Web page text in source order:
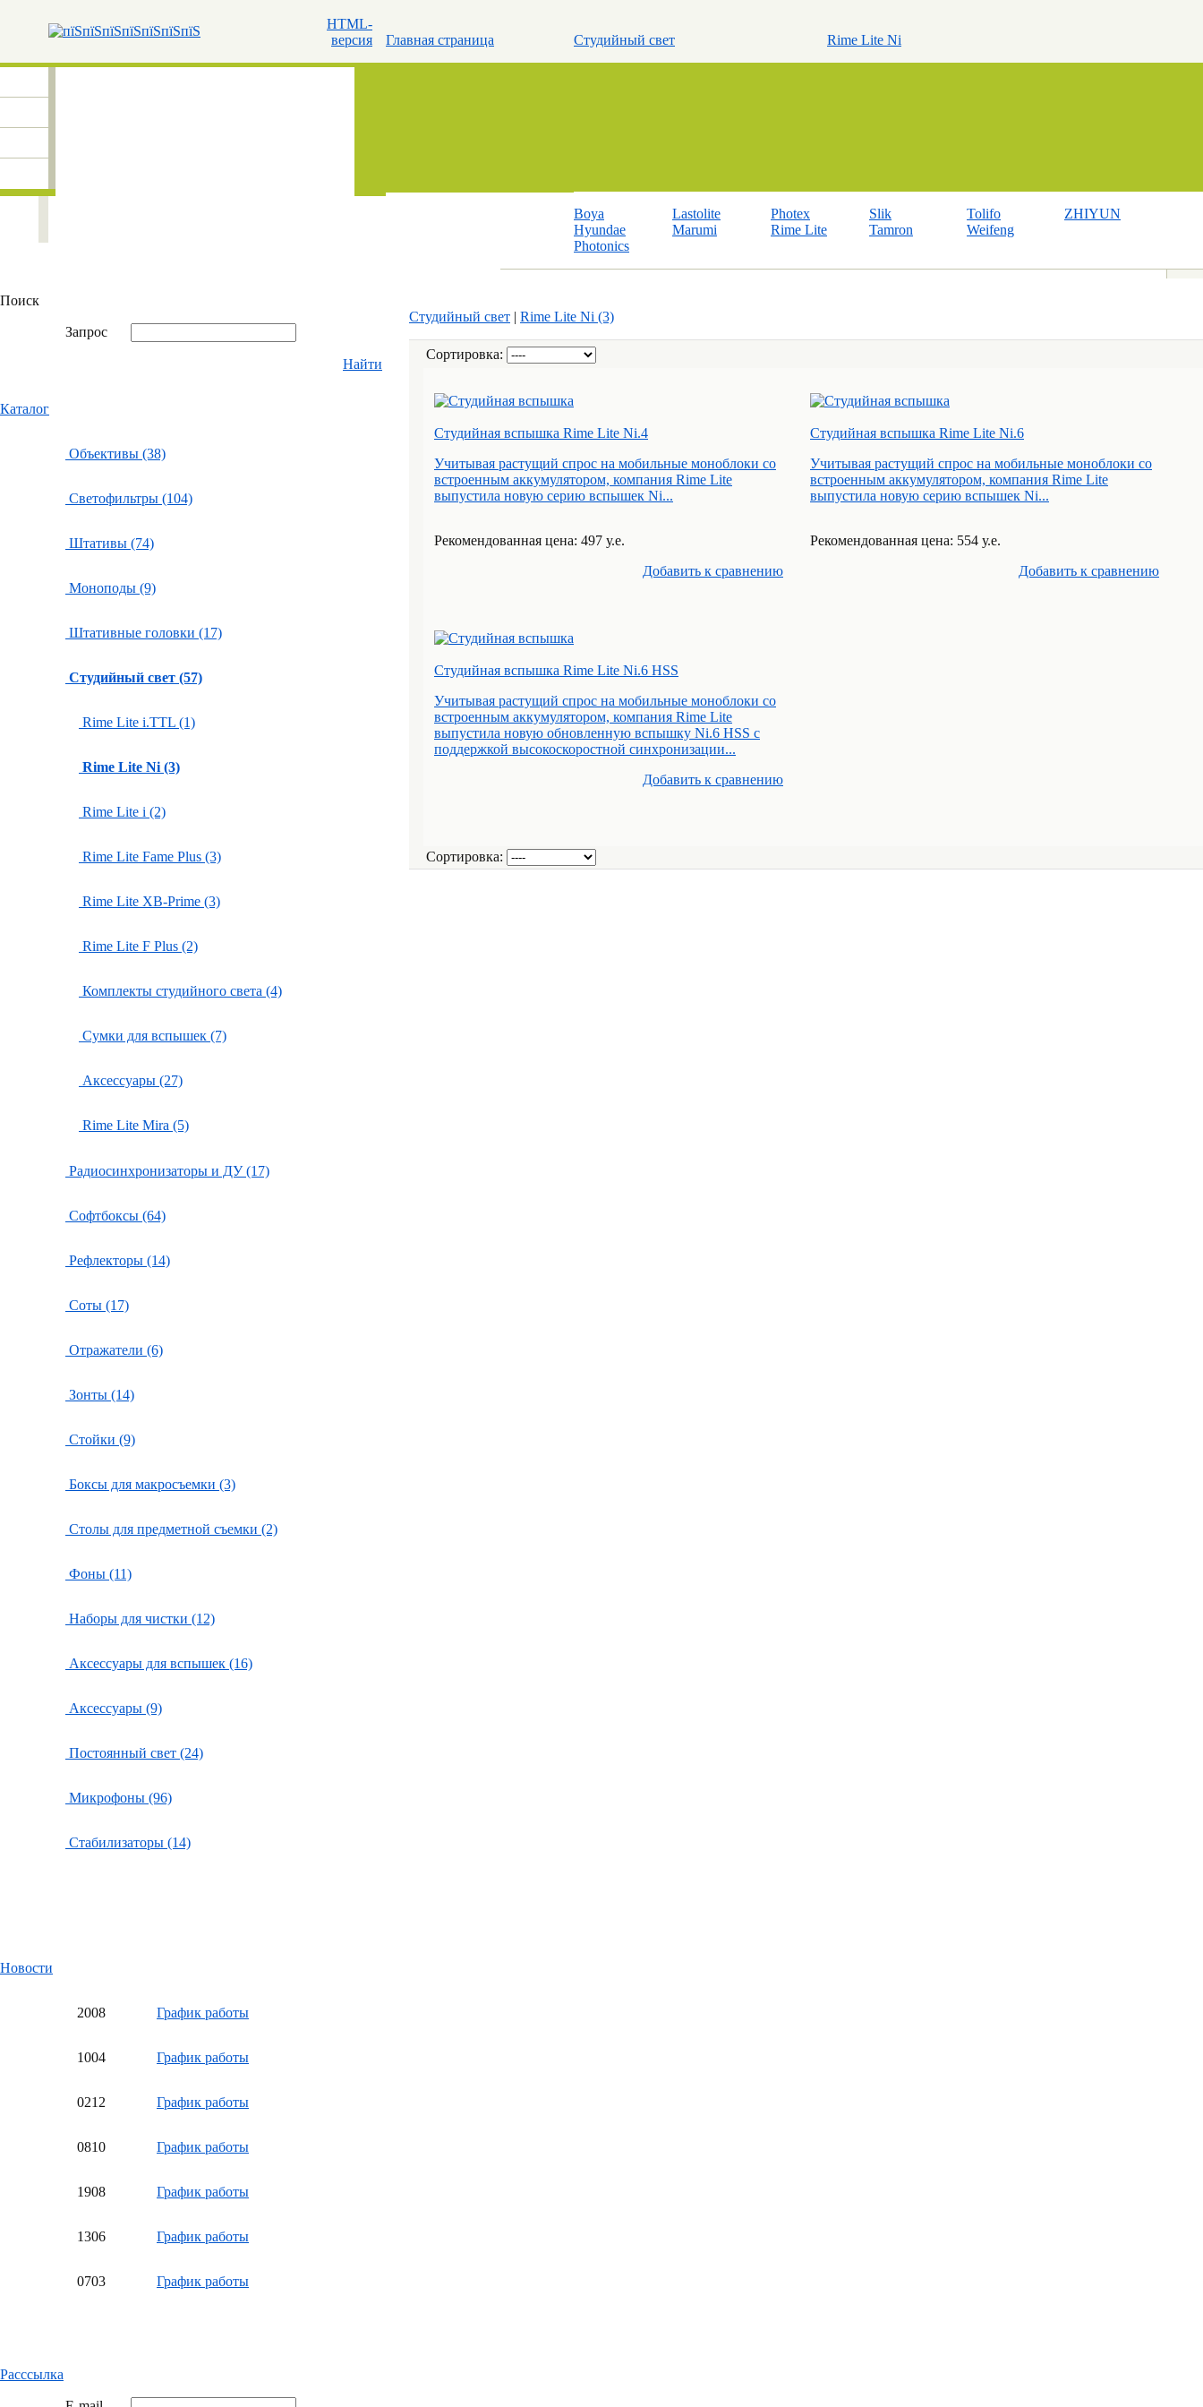
HTML-
версия
Главная страница Студийный свет Rime Lite Ni
Boya
Hyundae
Photonics
Lastolite
Marumi
Photex
Rime Lite
Slik
Tamron
Tolifo
Weifeng
ZHIYUN
Поиск
Запрос
Найти
Каталог
Объективы (38)
Светофильтры (104)
Штативы (74)
Моноподы (9)
Штативные головки (17)
Студийный свет (57)
Rime Lite i.TTL (1)
Rime Lite Ni (3)
Rime Lite i (2)
Rime Lite Fame Plus (3)
Rime Lite XB-Prime (3)
Rime Lite F Plus (2)
Комплекты студийного света (4)
Сумки для вспышек (7)
Аксессуары (27)
Rime Lite Mira (5)
Радиосинхронизаторы и ДУ (17)
Софтбоксы (64)
Рефлекторы (14)
Соты (17)
Отражатели (6)
Зонты (14)
Стойки (9)
Боксы для макросъемки (3)
Столы для предметной съемки (2)
Фоны (11)
Наборы для чистки (12)
Аксессуары для вспышек (16)
Аксессуары (9)
Постоянный свет (24)
Микрофоны (96)
Стабилизаторы (14)
Новости
2008 График работы
1004 График работы
0212 График работы
0810 График работы
1908 График работы
1306 График работы
0703 График работы
Расссылка
Студийный свет | Rime Lite Ni (3)
Сортировка:
Студийная вспышка Rime Lite Ni.4
Учитывая растущий спрос на мобильные моноблоки со
встроенным аккумулятором, компания Rime Lite
выпустила новую серию вспышек Ni...
Рекомендованная цена: 497 у.е.
Добавить к cравнению
Студийная вспышка Rime Lite Ni.6
Учитывая растущий спрос на мобильные моноблоки со
встроенным аккумулятором, компания Rime Lite
выпустила новую серию вспышек Ni...
Рекомендованная цена: 554 у.е.
Добавить к cравнению
Студийная вспышка Rime Lite Ni.6 HSS
Учитывая растущий спрос на мобильные моноблоки со
встроенным аккумулятором, компания Rime Lite
выпустила новую обновленную вспышку Ni.6 HSS с
поддержкой высокоскоростной синхронизации...
Добавить к cравнению
Сортировка: